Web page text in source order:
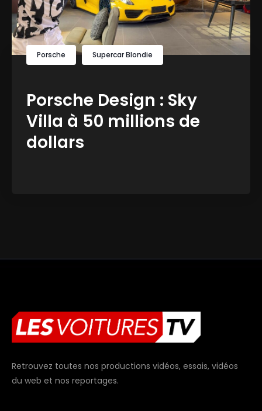
Porsche Supercar Blondie
Porsche Design : Sky
Villa à 50 millions de
dollars
Retrouvez toutes nos productions vidéos, essais, vidéos
du web et nos reportages.